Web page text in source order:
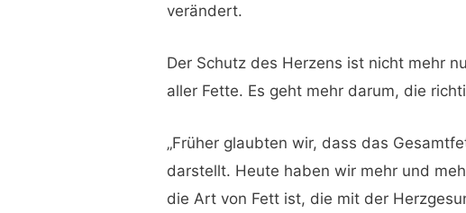
verändert.
Der Schutz des Herzens ist nicht mehr
aller Fette. Es geht mehr darum, die
„Früher glaubten wir, dass das
darstellt. Heute haben wir mehr und
die Art von Fett ist, die mit der